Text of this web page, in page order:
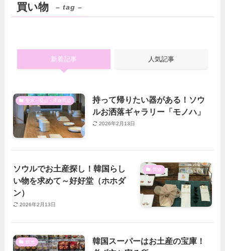
買い物 – tag –
新着記事 人気記事
聖水・龍山・漢南周辺
持って帰りたい器がある！ソウ
ルお洒落ギャラリー「モノハ」
2026年2月13日
買物
ソウルでお土産探し！韓国らし
い物を求めて～好好堂（ホホダ
ン）
2026年2月13日
観光
韓国スーパーはお土産の宝庫！